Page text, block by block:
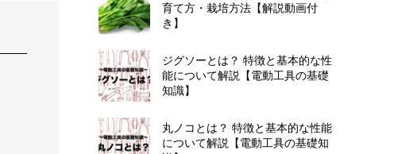
育て方・栽培方法【解説動画付
き】
ジグソーとは？ 特徴と基本的な性
能について解説【電動工具の基礎
知識】
丸ノコとは？ 特徴と基本的な性能
について解説【電動工具の基礎知